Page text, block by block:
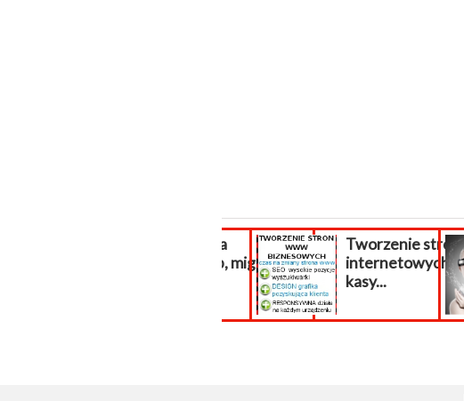
PrestaShop, migracja...
Tworzenie stron
internetowych
kasy...